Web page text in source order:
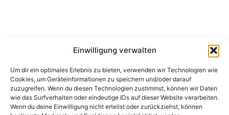
Einwilligung verwalten
Um dir ein optimales Erlebnis zu bieten, verwenden wir Technologien wie
Cookies, um Geräteinformationen zu speichern und/oder darauf
zuzugreifen. Wenn du diesen Technologien zustimmst, können wir Daten
wie das Surfverhalten oder eindeutige IDs auf dieser Website verarbeiten.
Wenn du deine Einwilligung nicht erteilst oder zurückziehst, können